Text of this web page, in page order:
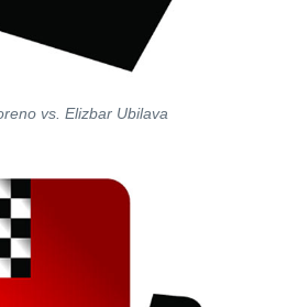
vs. Elizbar Ubilava